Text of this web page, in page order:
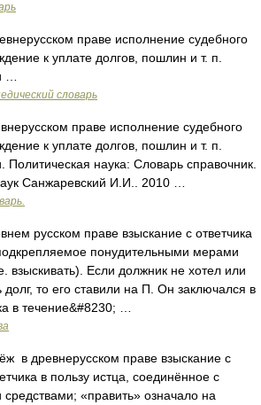
праве исполнение судебного
к уплате долгов, пошлин и т. п.
…
словарь
праве исполнение судебного
к уплате долгов, пошлин и т. п.
Политическая наука: Словарь справочник.
Санжаревский И.И.. 2010 …
русском праве взыскание с ответчика
понудительными мерами
взыскивать). Если должник не хотел или
долг, то его ставили на П. Он заключался в
в течение&#8230; …
в древнерусском праве взыскание с
в пользу истца, соединённое с
«править» означало на